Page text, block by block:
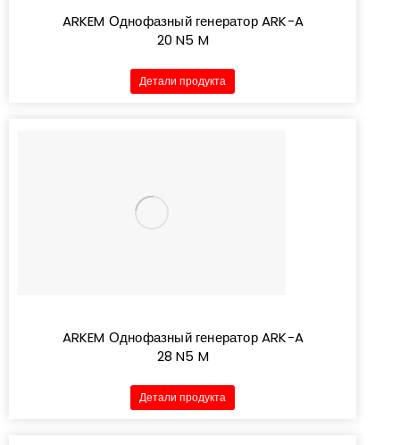
ARKEM Однофазный генератор ARK-A
20 N5 M
Детали продукта
ARKEM Однофазный генератор ARK-A
28 N5 M
Детали продукта